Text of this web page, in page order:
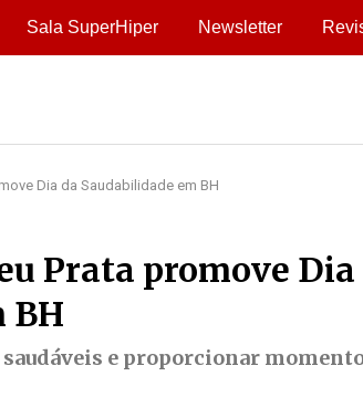
Sala SuperHiper Newsletter
Dia da Saudabilidade em BH
Prata promove Dia
BH
e proporcionar